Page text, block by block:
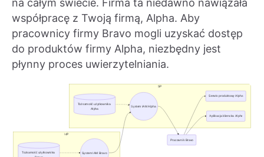
na całym świecie. Firma ta niedawno nawiązała
współpracę z Twoją firmą, Alpha. Aby
pracownicy firmy Bravo mogli uzyskać dostęp
do produktów firmy Alpha, niezbędny jest
płynny proces uwierzytelniania.